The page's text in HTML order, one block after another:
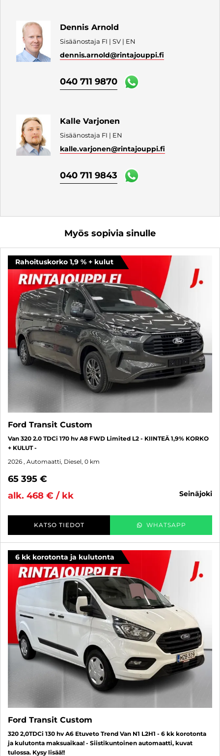
Dennis Arnold
Sisäänostaja FI | SV | EN
dennis.arnold@rintajouppi.fi
040 711 9870
Kalle Varjonen
Sisäänostaja FI | EN
kalle.varjonen@rintajouppi.fi
040 711 9843
Myös sopivia sinulle
Rahoituskorko 1,9 % + kulut
Ford Transit Custom
Van 320 2.0 TDCi 170 hv A8 FWD Limited L2 - KIINTEÄ 1,9% KORKO
+ KULUT -
2026 , Automaatti, Diesel, 0 km
65 395 €
alk. 468 € / kk
seinäjoki
KATSO TIEDOT WHATSAPP
6 kk korotonta ja kulutonta
Ford Transit Custom
320 2,0TDCi 130 hv A6 Etuveto Trend Van N1 L2H1 - 6 kk korotonta
ja kulutonta maksuaikaa! - Siistikuntoinen automaatti, kuvat
tulossa. Kysy lisää!!